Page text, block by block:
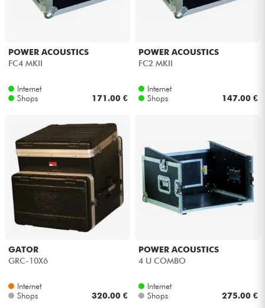
POWER ACOUSTICS
FC4 MKII
Internet
Shops
171.00 €
POWER ACOUSTICS
FC2 MKII
Internet
Shops
147.00 €
GATOR
GRC-10X6
Internet
Shops
320.00 €
POWER ACOUSTICS
4 U COMBO
Internet
Shops
275.00 €